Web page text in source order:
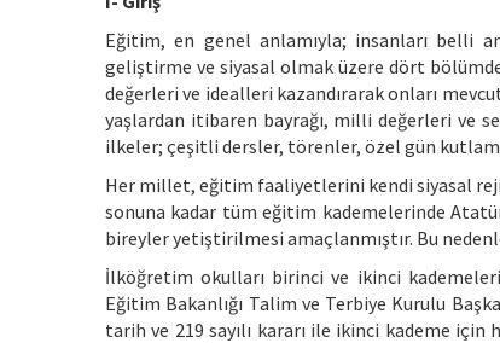
Eğitim, en genel anlamıyla; insanları belli
geliştirme ve siyasal olmak üzere dört
değerleri ve idealleri kazandırarak onları
yaşlardan itibaren bayrağı, milli değerleri ve
ilkeler; çeşitli dersler, törenler, özel gün
Her millet, eğitim faaliyetlerini kendi siyasal
sonuna kadar tüm eğitim kademelerinde
bireyler yetiştirilmesi amaçlanmıştır. Bu
İlköğretim okulları birinci ve ikinci
Eğitim Bakanlığı Talim ve Terbiye Kurulu
tarih ve 219 sayılı kararı ile ikinci kademe için